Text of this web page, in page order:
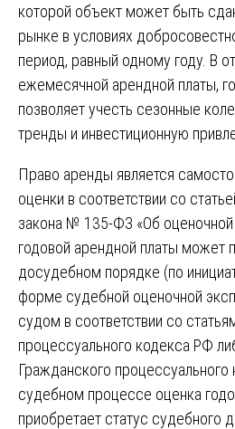
которой объект может быть
рынке в условиях
период, равный одному году. В
ежемесячной арендной платы,
позволяет учесть сезонные
тренды и инвестиционную
Право аренды является
оценки в соответствии со
закона № 135-ФЗ «Об оценочной
годовой арендной платы может
досудебном порядке (по
форме судебной оценочной
судом в соответствии со
процессуального кодекса РФ
Гражданского
судебном процессе оценка
приобретает статус судебного